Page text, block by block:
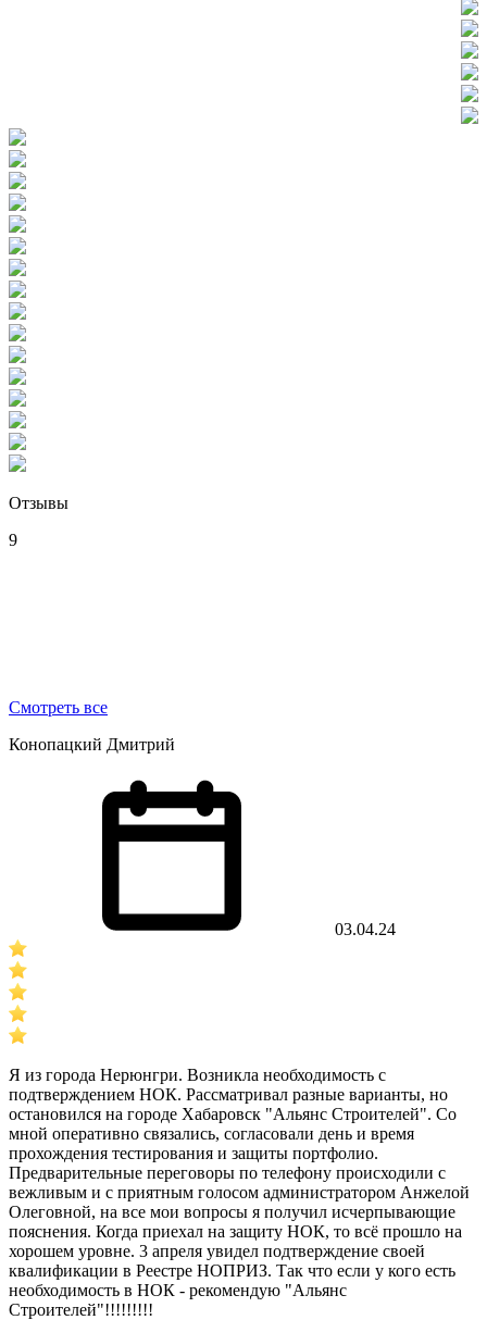
Отзывы
9
Смотреть все
Конопацкий Дмитрий
03.04.24
Я из города Нерюнгри. Возникла необходимость с
подтверждением НОК. Рассматривал разные варианты, но
остановился на городе Хабаровск "Альянс Строителей". Со
мной оперативно связались, согласовали день и время
прохождения тестирования и защиты портфолио.
Предварительные переговоры по телефону происходили с
вежливым и с приятным голосом администратором Анжелой
Олеговной, на все мои вопросы я получил исчерпывающие
пояснения. Когда приехал на защиту НОК, то всё прошло на
хорошем уровне. 3 апреля увидел подтверждение своей
квалификации в Реестре НОПРИЗ. Так что если у кого есть
необходимость в НОК - рекомендую "Альянс
Строителей"!!!!!!!!!